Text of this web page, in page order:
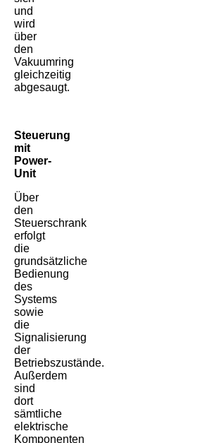
und
wird
über
den
Vakuumring
gleichzeitig
abgesaugt.
Steuerung
mit
Power-
Unit
Über
den
Steuerschrank
erfolgt
die
grundsätzliche
Bedienung
des
Systems
sowie
die
Signalisierung
der
Betriebszustände.
Außerdem
sind
dort
sämtliche
elektrische
Komponenten